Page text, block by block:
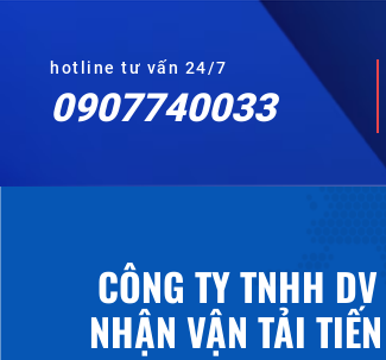
hotline tư vấn 24/7
0907740033
CÔNG TY TNHH
NHẬN VẬN TẢI